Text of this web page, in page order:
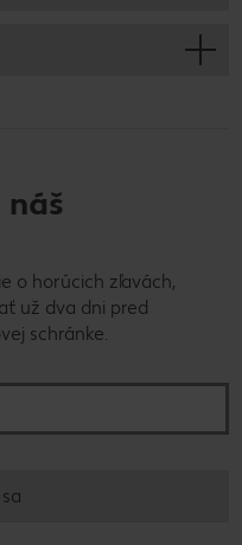
o horúcich zľavách,
už dva dni pred
schránke.